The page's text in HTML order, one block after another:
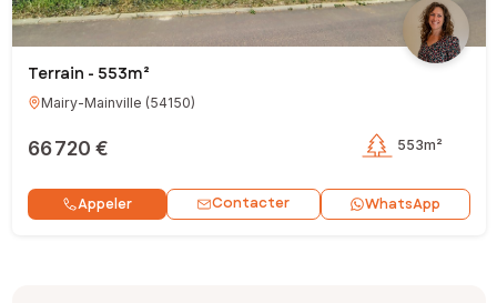
Terrain - 553m²
Mairy-Mainville (54150)
66 720 € 553m²
Appeler Contacter WhatsApp